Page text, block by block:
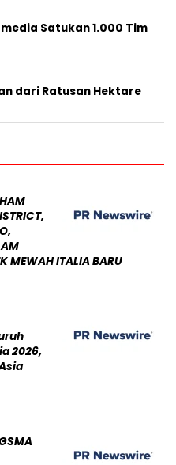
Satukan 1.000 Tim
dari Ratusan Hektare
MEWAH ITALIA BARU
2026,